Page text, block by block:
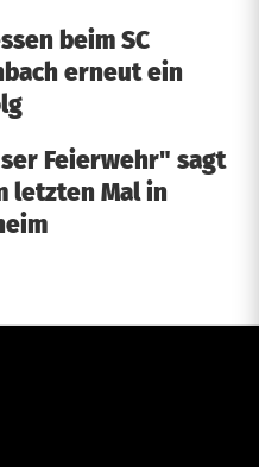
beim SC
erneut ein
Feierwehr" sagt
letzten Mal in